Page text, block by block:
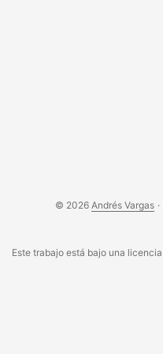
© 2026 Andrés Vargas ·
Este trabajo está bajo una licencia